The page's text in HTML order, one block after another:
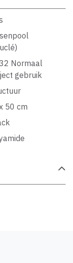
Normaal
gebruik
50 cm